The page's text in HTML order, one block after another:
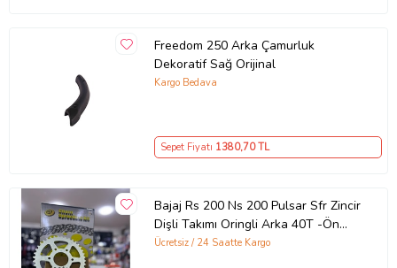
Freedom 250 Arka Çamurluk
Dekoratif Sağ Orijinal
Kargo Bedava
Sepet Fiyatı 1380,70 TL
Bajaj Rs 200 Ns 200 Pulsar Sfr Zincir
Dişli Takımı Oringli Arka 40T -Ön
14T 108 Bakla Supermto
Ücretsiz / 24 Saatte Kargo